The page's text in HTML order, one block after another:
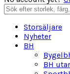
Search
for:
Storsäljare
Nyheter
BH
BH